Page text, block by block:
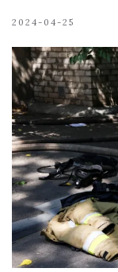
2024-04-25